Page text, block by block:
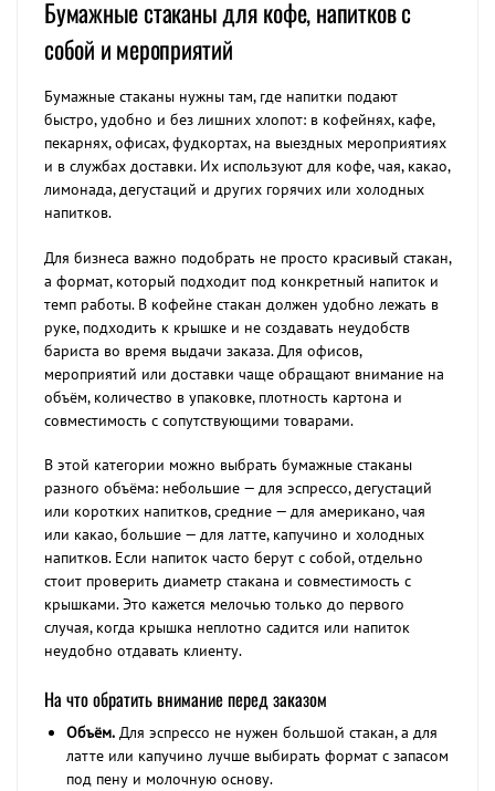
Бумажные стаканы для кофе, напитков с
собой и мероприятий
Бумажные стаканы нужны там, где напитки подают
быстро, удобно и без лишних хлопот: в кофейнях, кафе,
пекарнях, офисах, фудкортах, на выездных мероприятиях
и в службах доставки. Их используют для кофе, чая, какао,
лимонада, дегустаций и других горячих или холодных
напитков.
Для бизнеса важно подобрать не просто красивый стакан,
а формат, который подходит под конкретный напиток и
темп работы. В кофейне стакан должен удобно лежать в
руке, подходить к крышке и не создавать неудобств
бариста во время выдачи заказа. Для офисов,
мероприятий или доставки чаще обращают внимание на
объём, количество в упаковке, плотность картона и
совместимость с сопутствующими товарами.
В этой категории можно выбрать бумажные стаканы
разного объёма: небольшие — для эспрессо, дегустаций
или коротких напитков, средние — для американо, чая
или какао, большие — для латте, капучино и холодных
напитков. Если напиток часто берут с собой, отдельно
стоит проверить диаметр стакана и совместимость с
крышками. Это кажется мелочью только до первого
случая, когда крышка неплотно садится или напиток
неудобно отдавать клиенту.
На что обратить внимание перед заказом
Объём. Для эспрессо не нужен большой стакан, а для
латте или капучино лучше выбирать формат с запасом
под пену и молочную основу.